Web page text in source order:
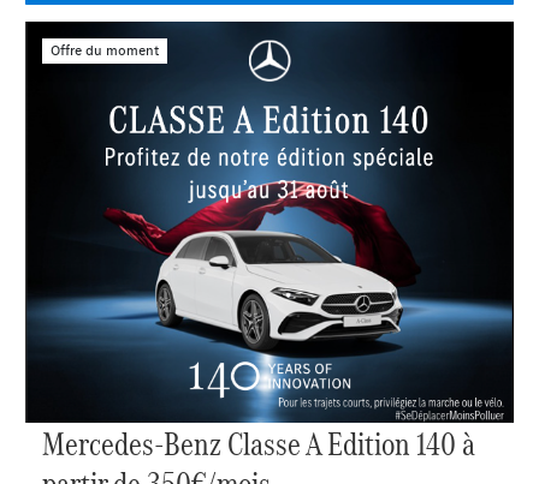
Mercedes-Benz Classe A Edition 140 à
Offre du moment